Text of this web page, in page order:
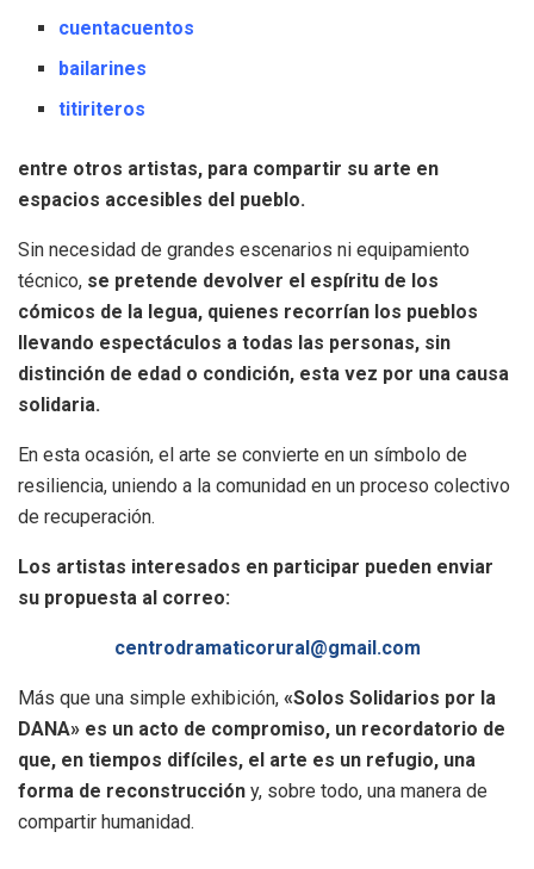
cuentacuentos
bailarines
titiriteros
entre otros artistas, para compartir su arte en
espacios accesibles del pueblo.
Sin necesidad de grandes escenarios ni equipamiento
técnico, se pretende devolver el espíritu de los
cómicos de la legua, quienes recorrían los pueblos
llevando espectáculos a todas las personas, sin
distinción de edad o condición, esta vez por una causa
solidaria.
En esta ocasión, el arte se convierte en un símbolo de
resiliencia, uniendo a la comunidad en un proceso colectivo
de recuperación.
Los artistas interesados en participar pueden enviar
su propuesta al correo:
centrodramaticorural@gmail.com
Más que una simple exhibición, «Solos Solidarios por la
DANA» es un acto de compromiso, un recordatorio de
que, en tiempos difíciles, el arte es un refugio, una
forma de reconstrucción y, sobre todo, una manera de
compartir humanidad.